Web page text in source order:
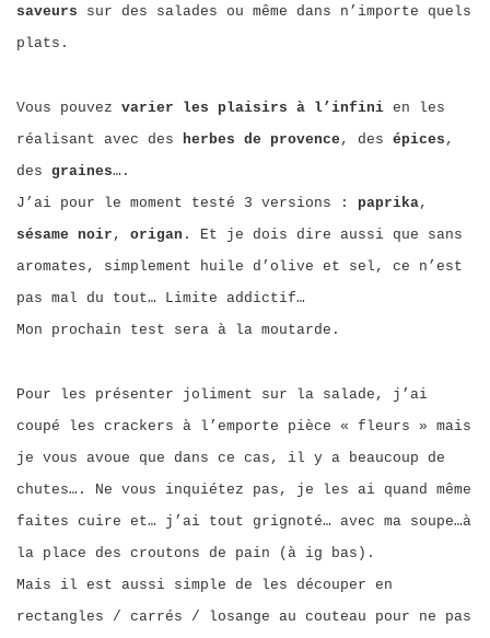
saveurs sur des salades ou même dans n’importe quels
plats.
Vous pouvez varier les plaisirs à l’infini en les
réalisant avec des herbes de provence , des épices ,
des graines….
J’ai pour le moment testé 3 versions : paprika,
sésame noir , origan . Et je dois dire aussi que sans
aromates, simplement huile d’olive et sel, ce n’est
pas mal du tout… Limite addictif…
Mon prochain test sera à la moutarde.
Pour les présenter joliment sur la salade, j’ai
coupé les crackers à l’emporte pièce « fleurs » mais
je vous avoue que dans ce cas, il y a beaucoup de
chutes…. Ne vous inquiétez pas, je les ai quand même
faites cuire et… j’ai tout grignoté… avec ma soupe…à
la place des croutons de pain (à ig bas).
Mais il est aussi simple de les découper en
rectangles / carrés / losange au couteau pour ne pas